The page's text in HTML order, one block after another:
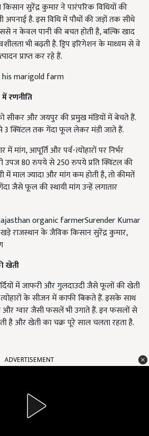
सुरेंद्र कुमार ने पारंपरिक विधियों की
अपनाई है. इस विधि में पौधों की जड़ों तक सीधे
न केवल पानी की बचत होती है, बल्कि खाद
भी बढ़ती है. ड्रिप इरिगेशन के माध्यम से वे
प्राप्त कर रहे हैं.
रणनीति
सीकर और जयपुर की प्रमुख मंडियों में बेचते हैं.
से 3 क्विंटल तक गेंदा फूल लेकर मंडी जाते हैं.
मांग, आपूर्ति और पर्व-त्योहारों पर निर्भर
80 रुपये से 250 रुपये प्रति क्विंटल की
माल ज्यादा और मांग कम होती है, तो कीमतें
जैसे फूल की स्थायी मांग उन्हें लगातार
राजस्थान के जैविक किसान सुरेंद्र कुमार,
खेती
में जाफरी और गुलदाउदी जैसे फूलों की खेती
के सीजन में काफी बिकते हैं. इसके साथ
और ग्वार जैसी फसलें भी उगाते हैं. इन फसलों से
है और खेती का चक्र पूरे साल चलता रहता है.
ADVERTISEMENT